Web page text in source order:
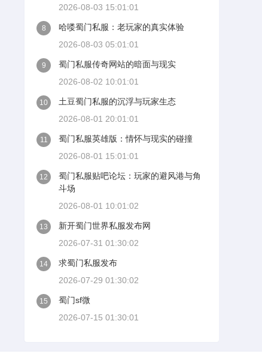
2026-08-03 15:01:01
8
哈喽蜀门私服：老玩家的真实体验
2026-08-03 05:01:01
9
蜀门私服传奇网站的暗面与现实
2026-08-02 10:01:01
10
土豆蜀门私服的沉浮与玩家生态
2026-08-01 20:01:01
11
蜀门私服英雄版：情怀与现实的碰撞
2026-08-01 15:01:01
12
蜀门私服贴吧论坛：玩家的避风港与角
斗场
2026-08-01 10:01:02
13
新开蜀门世界私服发布网
2026-07-31 01:30:02
14
求蜀门私服发布
2026-07-29 01:30:02
15
蜀门sf微
2026-07-15 01:30:01